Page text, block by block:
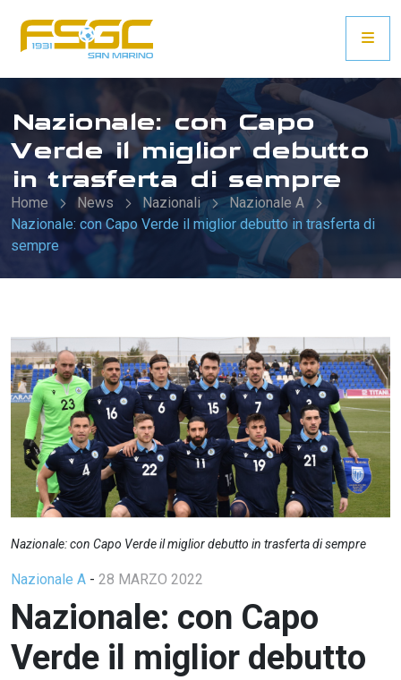
Nazionale: con Capo
Verde il miglior debutto
in trasferta di sempre
Home News Nazionali
Nazionale A
Nazionale: con Capo Verde il miglior debutto in trasferta di
sempre
Nazionale: con Capo Verde il miglior debutto in trasferta di sempre
Nazionale A - 28 MARZO 2022
Nazionale: con Capo
Verde il miglior debutto